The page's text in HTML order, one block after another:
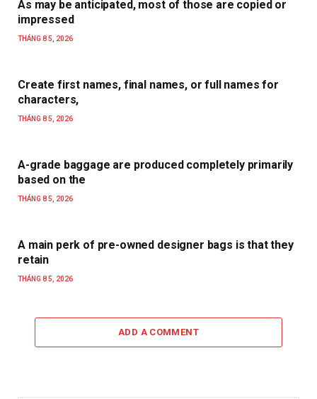
As may be anticipated, most of those are copied or
impressed
THÁNG 8 5, 2026
Create first names, final names, or full names for
characters,
THÁNG 8 5, 2026
A-grade baggage are produced completely primarily
based on the
THÁNG 8 5, 2026
A main perk of pre-owned designer bags is that they
retain
THÁNG 8 5, 2026
ADD A COMMENT